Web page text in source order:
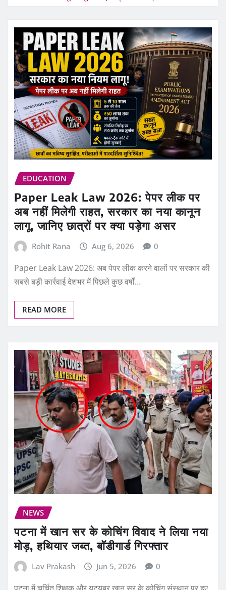
EDUCATION
Paper Leak Law 2026: पेपर लीक पर
अब नहीं मिलेगी राहत, सरकार का नया कानून
लागू, जानिए छात्रों पर क्या पड़ेगा असर
Rohit Rana Aug 6, 2026 0
Paper Leak Law 2026: अब पेपर लीक करने वालों पर सरकार की
सबसे बड़ी कार्रवाई देशभर में पिछले कुछ वर्षों…
READ MORE
NEWS
पटना में खान सर के कोचिंग विवाद ने लिया नया
मोड़, हथियार जब्त, बॉडीगार्ड गिरफ्तार
Lav Prakash Jun 5, 2026 0